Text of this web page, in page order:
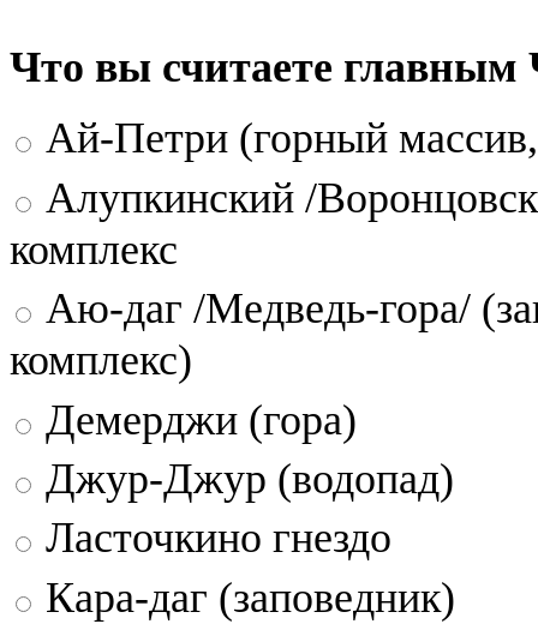
Что вы считаете
Ай-Петри (горный
Алупкинский /
комплекс
Аю-даг /Медведь-гора/
комплекс)
Демерджи (гора)
Джур-Джур (водопад)
Ласточкино гнездо
Кара-даг (заповедник)